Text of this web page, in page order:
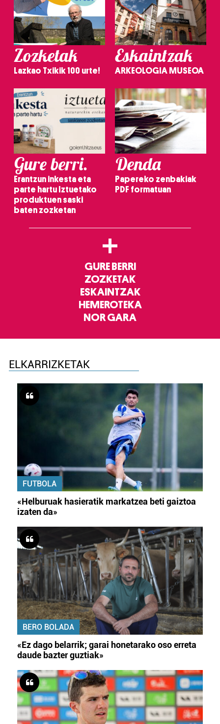
Zozketak
Lazkao Txikik 100 urte!
Eskaintzak
ARKEOLOGIA MUSEOA
Gure berri.
Erantzun inkesta eta
parte hartu Iztuetako
produktuen saski
baten zozketan
Denda
Papereko zenbakiak
PDF formatuan
+
GURE BERRI
ZOZKETAK
ESKAINTZAK
HEMEROTEKA
NOR GARA
ELKARRIZKETAK
FUTBOLA
«Helburuak hasieratik markatzea beti gaiztoa
izaten da»
BERO BOLADA
«Ez dago belarrik; garai honetarako oso erreta
daude bazter guztiak»